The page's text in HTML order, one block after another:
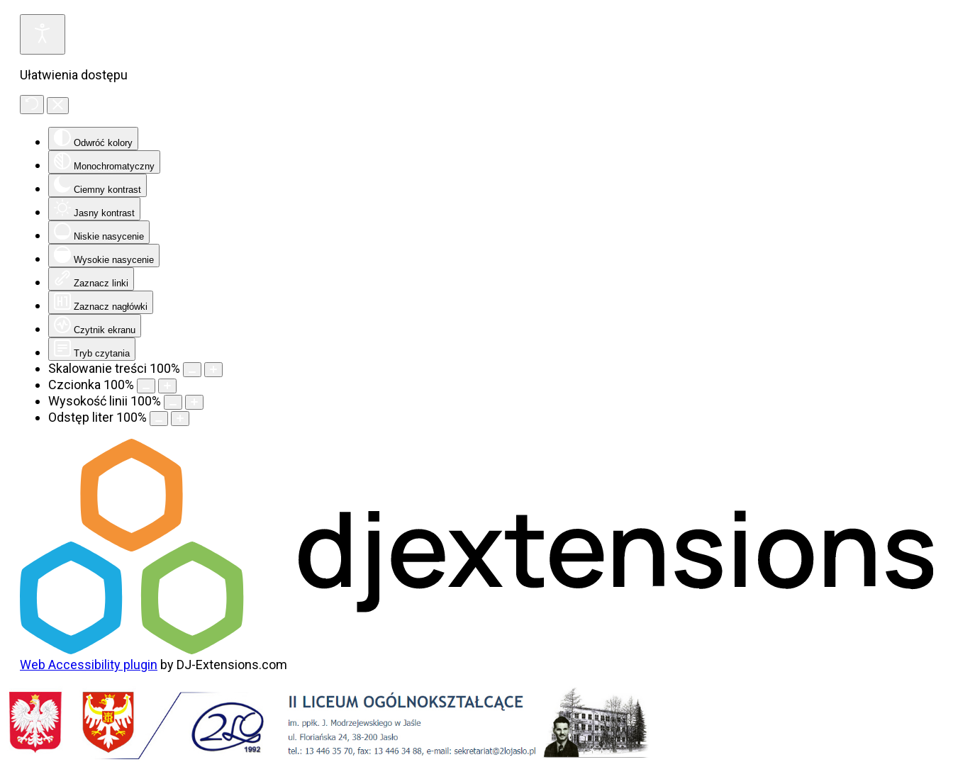
Ułatwienia dostępu
Odwróć kolory
Monochromatyczny
Ciemny kontrast
Jasny kontrast
Niskie nasycenie
Wysokie nasycenie
Zaznacz linki
Zaznacz nagłówki
Czytnik ekranu
Tryb czytania
Skalowanie treści 100%
Czcionka 100%
Wysokość linii 100%
Odstęp liter 100%
Web Accessibility plugin by DJ-Extensions.com